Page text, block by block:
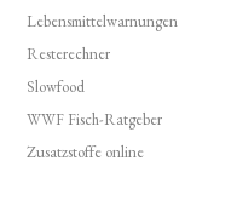
Lebensmittelwarnungen
Resterechner
Slowfood
WWF Fisch-Ratgeber
Zusatzstoffe online